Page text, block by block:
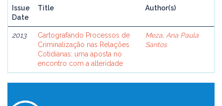
Issue
Date
Title Author(s)
2013
Cartografando Processos de
Criminalização nas Relações
Cotidianas: uma aposta no
encontro com a alteridade
Meza, Ana Paula
Santos